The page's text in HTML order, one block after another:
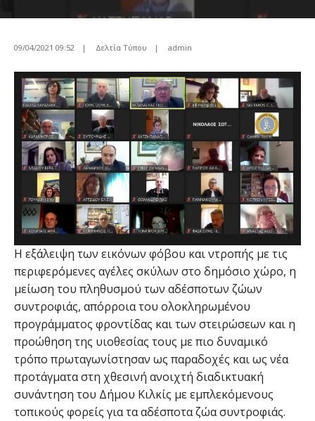
09/04/2021 09:52 | Δελτία Τύπου | admin
Η εξάλειψη των εικόνων φόβου και ντροπής με τις
περιφερόμενες αγέλες σκύλων στο δημόσιο χώρο, η
μείωση του πληθυσμού των αδέσποτων ζώων
συντροφιάς, απόρροια του ολοκληρωμένου
προγράμματος φροντίδας και των στειρώσεων και η
προώθηση της υιοθεσίας τους με πιο δυναμικό
τρόπο πρωταγωνίστησαν ως παραδοχές και ως νέα
προτάγματα στη χθεσινή ανοιχτή διαδικτυακή
συνάντηση του Δήμου Κιλκίς με εμπλεκόμενους
τοπικούς φορείς για τα αδέσποτα ζώα συντροφιάς.